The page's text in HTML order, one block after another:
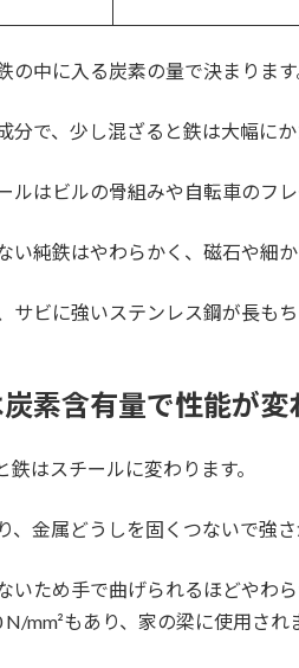
の中に入る炭素の量で決まります
分で、少し混ざると鉄は大幅に
ルはビルの骨組みや自転車のフレ
い純鉄はやわらかく、磁石や細か
サビに強いステンレス鋼が長もち
素含有量で性能が変
はスチールに変わります。
、金属どうしを固くつないで強さ
いため手で曲げられるほどやわ
mm²もあり、家の梁に使用され